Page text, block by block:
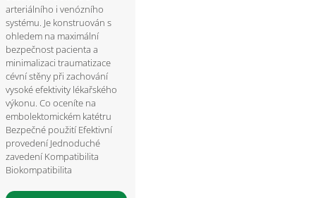
arteriálního i venózního
systému. Je konstruován s
ohledem na maximální
bezpečnost pacienta a
minimalizaci traumatizace
cévní stěny při zachování
vysoké efektivity lékařského
výkonu. Co oceníte na
embolektomickém katétru
Bezpečné použití Efektivní
provedení Jednoduché
zavedení Kompatibilita
Biokompatibilita